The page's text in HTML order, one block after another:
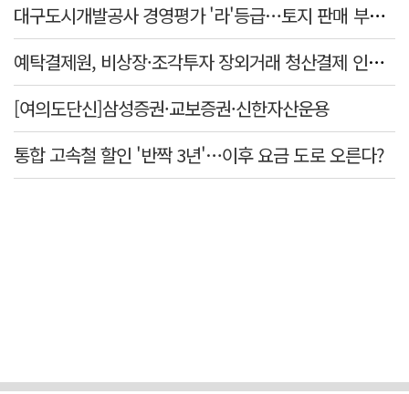
대구도시개발공사 경영평가 '라'등급…토지 판매 부진에 1년 만에 두 단계 '뚝'
예탁결제원, 비상장·조각투자 장외거래 청산결제 인프라 구축 착수…연내 가동
[여의도단신]삼성증권·교보증권·신한자산운용
통합 고속철 할인 '반짝 3년'…이후 요금 도로 오른다?